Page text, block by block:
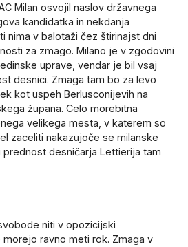
Milan osvojil naslov državnega
kandidatka in nekdanja
nima v balotaži čez štirinajst dni
za zmago. Milano je v zgodovini
uprave, vendar je bil vsaj
desnici. Zmaga tam bo za levo
kot uspeh Berlusconijevih na
župana. Celo morebitna
velikega mesta, v katerem so
zaceliti nakazujoče se milanske
prednost desničarja Lettierija tam
niti v opozicijski
ravno meti rok. Zmaga v